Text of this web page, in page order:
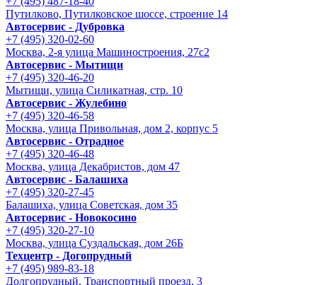
Путилково, Путилковское шоссе, строение 14
Автосервис - Дубровка
+7 (495) 320-02-60
Москва, 2-я улица Машиностроения, 27с2
Автосервис - Мытищи
+7 (495) 320-46-20
Мытищи, улица Силикатная, стр. 10
Автосервис - Жулебино
+7 (495) 320-46-58
Москва, улица Привольная, дом 2, корпус 5
Автосервис - Отрадное
+7 (495) 320-46-48
Москва, улица Декабристов, дом 47
Автосервис - Балашиха
+7 (495) 320-27-45
Балашиха, улица Советская, дом 35
Автосервис - Новокосино
+7 (495) 320-27-10
Москва, улица Суздальская, дом 26Б
Техцентр - Догопрудный
+7 (495) 989-83-18
Долгопрудный, Транспортный проезд, 3